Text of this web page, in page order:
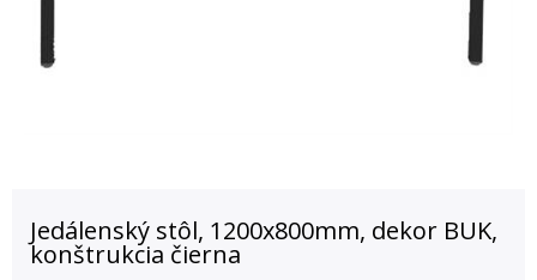
Jedálenský stôl, 1200x800mm, dekor BUK,
konštrukcia čierna